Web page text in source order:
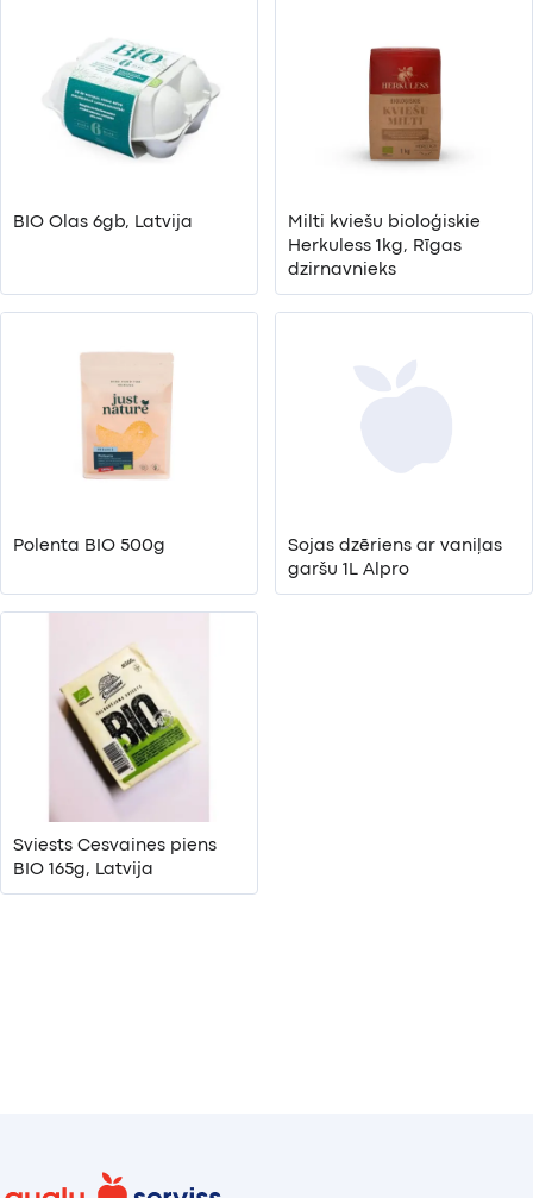
BIO Olas 6gb, Latvija
Milti kviešu bioloģiskie
Herkuless 1kg, Rīgas
dzirnavnieks
Polenta BIO 500g
Sojas dzēriens ar vaniļas
garšu 1L Alpro
Sviests Cesvaines piens
BIO 165g, Latvija